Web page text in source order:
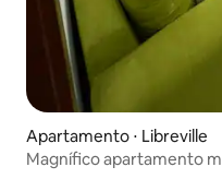
Apartamento ⋅ Libreville
Magnífico apartamento